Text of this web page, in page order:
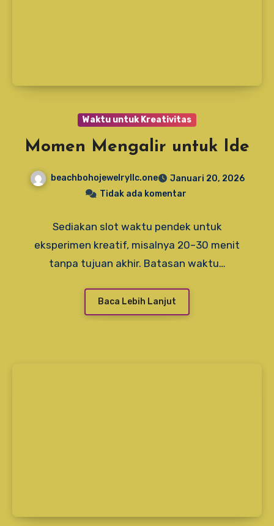
Waktu untuk Kreativitas
Momen Mengalir untuk Ide
beachbohojewelryllc.one
Januari 20, 2026
Tidak ada komentar
Sediakan slot waktu pendek untuk
eksperimen kreatif, misalnya 20–30 menit
tanpa tujuan akhir. Batasan waktu…
Baca Lebih Lanjut